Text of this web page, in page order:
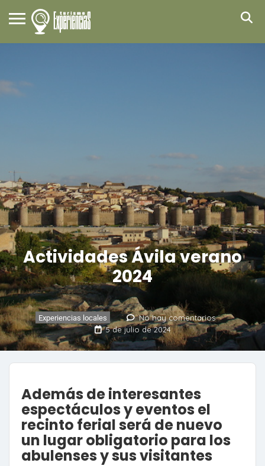
Actividades Ávila verano
2024
Experiencias locales
No hay comentarios
5 de julio de 2024
Además de interesantes
espectáculos y eventos el
recinto ferial será de nuevo
un lugar obligatorio para los
abulenses y sus visitantes